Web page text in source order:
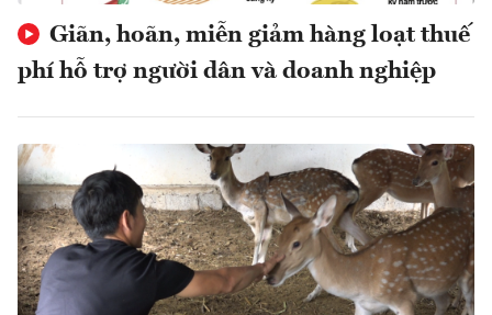
Giãn, hoãn, miễn giảm hàng loạt thuế
phí hỗ trợ người dân và doanh nghiệp